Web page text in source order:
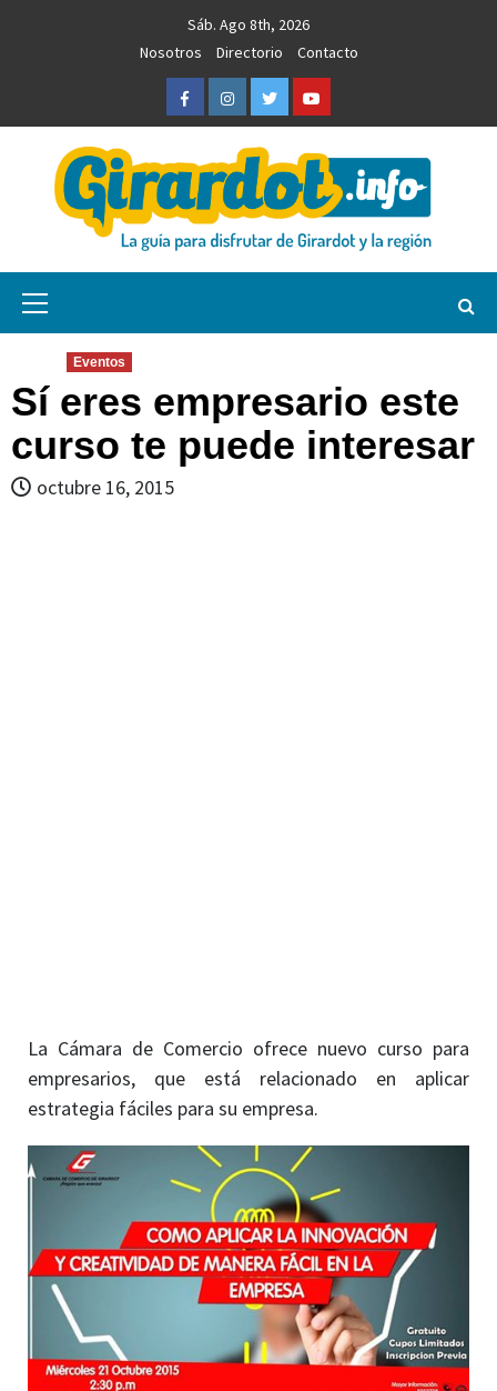
Sáb. Ago 8th, 2026
Nosotros
Directorio Contacto
FacebookInstagramTwitterYoutube
Girardot.info
Eventos
Sí eres empresario este
curso te puede interesar
octubre 16, 2015
La Cámara de Comercio ofrece nuevo curso para
empresarios, que está relacionado en aplicar
estrategia fáciles para su empresa.